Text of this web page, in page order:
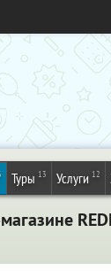
Туры 13 Услуги 12